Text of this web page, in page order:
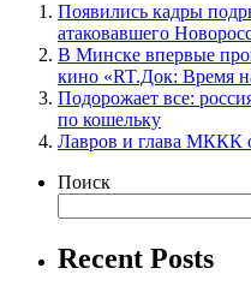
Появились кадры
атаковавшего
В Минске впервые
кино «RT.Док: Время
Подорожает все:
по кошельку
Лавров и глава МККК
Поиск
Recent Posts